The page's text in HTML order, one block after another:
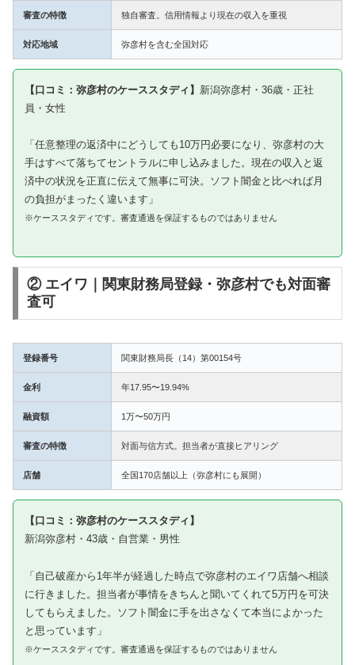
審査の特徴 独自審査。信用情報より現在の収入を重視
対応地域 弥彦村を含む全国対応
【口コミ：弥彦村のケーススタディ】 新潟弥彦村・36歳・正社
員・女性
「任意整理の返済中にどうしても10万円必要になり、弥彦村の大
手はすべて落ちてセントラルに申し込みました。現在の収入と返
済中の状況を正直に伝えて無事に可決。ソフト闇金と比べれば月
の負担がまったく違います」
※ケーススタディです。審査通過を保証するものではありません
② エイワ｜関東財務局登録・弥彦村でも対面審
査可
登録番号 関東財務局長（14）第00154号
金利 年17.95〜19.94%
融資額 1万〜50万円
審査の特徴 対面与信方式。担当者が直接ヒアリング
店舗 全国170店舗以上（弥彦村にも展開）
【口コミ：弥彦村のケーススタディ】
新潟弥彦村・43歳・自営業・男性
「自己破産から1年半が経過した時点で弥彦村のエイワ店舗へ相談
に行きました。担当者が事情をきちんと聞いてくれて5万円を可決
してもらえました。ソフト闇金に手を出さなくて本当によかった
と思っています」
※ケーススタディです。審査通過を保証するものではありません